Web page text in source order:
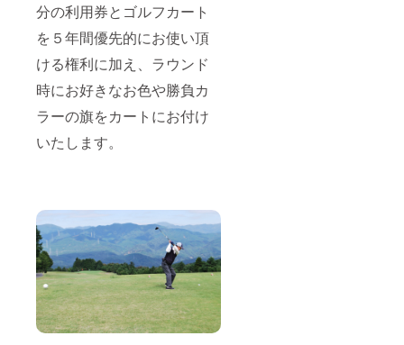
分の利用券とゴルフカート
を５年間優先的にお使い頂
ける権利に加え、ラウンド
時にお好きなお色や勝負カ
ラーの旗をカートにお付け
いたします。